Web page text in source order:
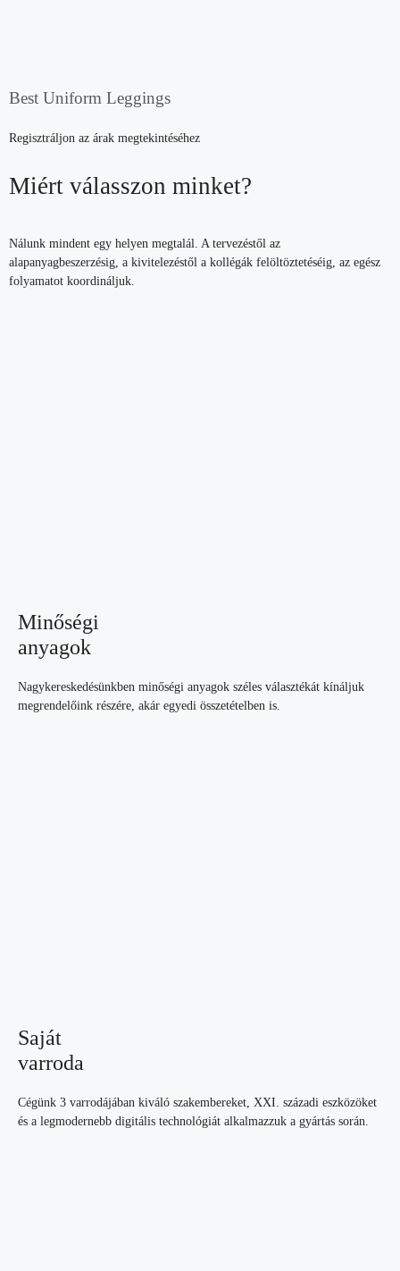
Best Uniform Leggings
Regisztráljon az árak megtekintéséhez
Miért válasszon minket?
Nálunk mindent egy helyen megtalál. A tervezéstől az
alapanyagbeszerzésig, a kivitelezéstől a kollégák felöltöztetéséig, az egész
folyamatot koordináljuk.
Minőségi
anyagok
Nagykereskedésünkben minőségi anyagok széles választékát kínáljuk
megrendelőink részére, akár egyedi összetételben is.
Saját
varroda
Cégünk 3 varrodájában kiváló szakembereket, XXI. századi eszközöket
és a legmodernebb digitális technológiát alkalmazzuk a gyártás során.